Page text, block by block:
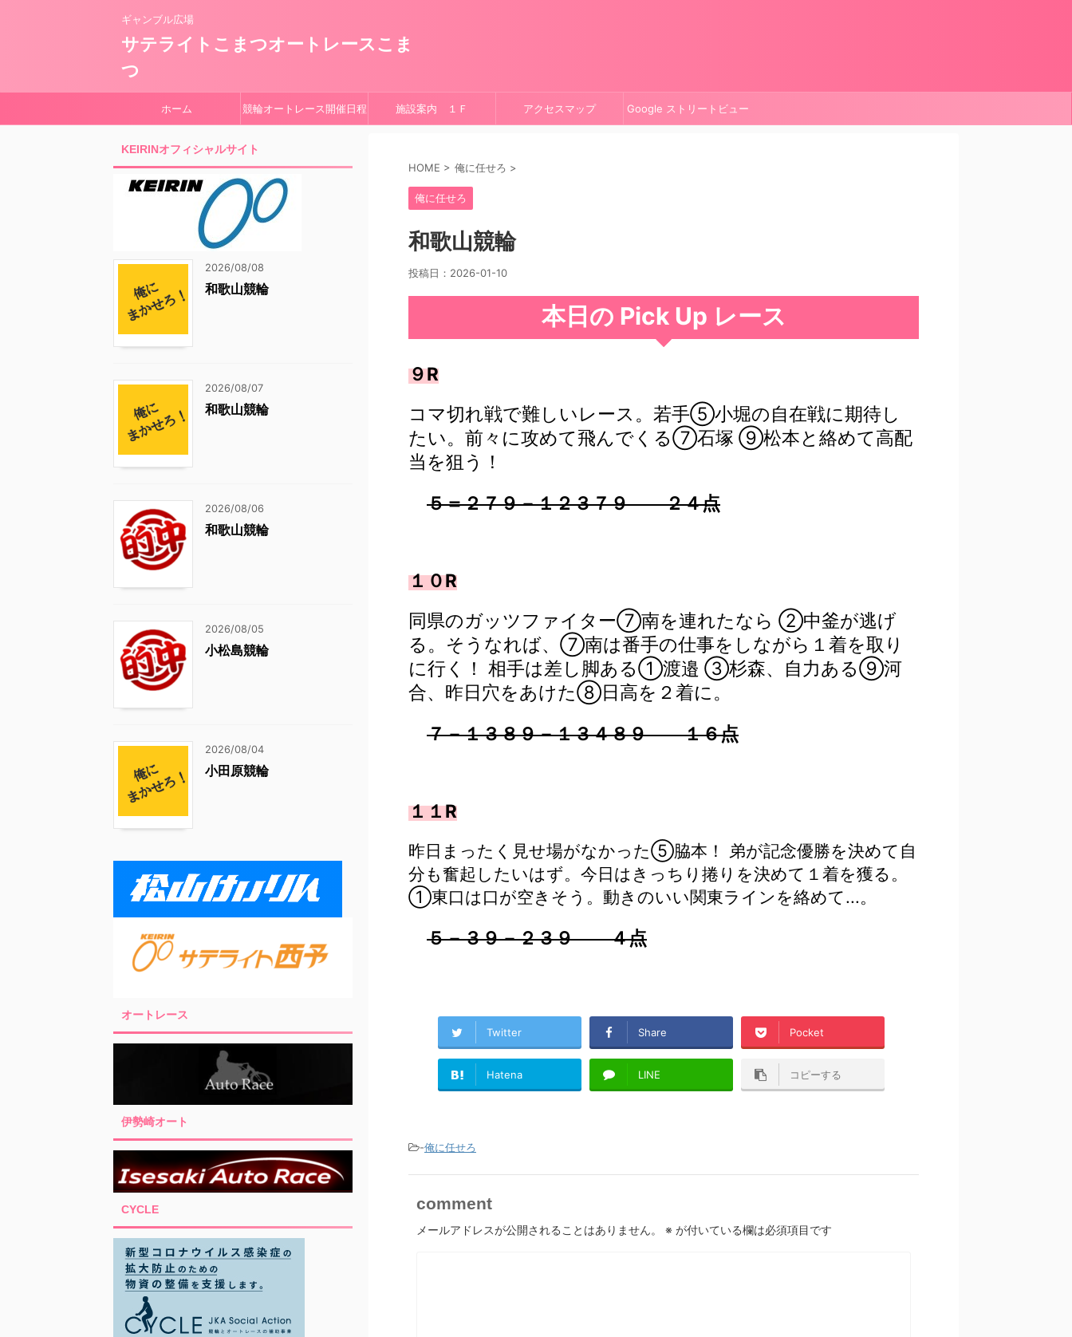
ギャンブル広場
サテライトこまつオートレースこま
つ
ホーム 競輪オートレース開催日程 施設案内 １Ｆ アクセスマップ Google ストリートビュー
HOME > 俺に任せろ >
俺に任せろ
和歌山競輪
投稿日： 2026-01-10
本日の Pick Up レース
９R
コマ切れ戦で難しいレース。若手⑤小堀の自在戦に期待し
たい。前々に攻めて飛んでくる⑦石塚 ⑨松本と絡めて高配
当を狙う！
５＝２７９－１２３７９ ２４点
１０R
同県のガッツファイター⑦南を連れたなら ②中釜が逃げ
る。そうなれば、⑦南は番手の仕事をしながら１着を取り
に行く！ 相手は差し脚ある①渡邉 ③杉森、自力ある⑨河
合、昨日穴をあけた⑧日高を２着に。
７－１３８９－１３４８９ １６点
１１R
昨日まったく見せ場がなかった⑤脇本！ 弟が記念優勝を決めて自
分も奮起したいはず。今日はきっちり捲りを決めて１着を獲る。
①東口は口が空きそう。動きのいい関東ラインを絡めて...。
５－３９－２３９ ４点
Twitter Share Pocket
Hatena LINE コピーする
-俺に任せろ
comment
メールアドレスが公開されることはありません。 ※ が付いている欄は必須項目です
KEIRINオフィシャルサイト
2026/08/08
和歌山競輪
2026/08/07
和歌山競輪
2026/08/06
和歌山競輪
2026/08/05
小松島競輪
2026/08/04
小田原競輪
オートレース
伊勢崎オート
CYCLE